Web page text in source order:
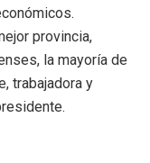
provincia,
la mayoría de
trabajadora y